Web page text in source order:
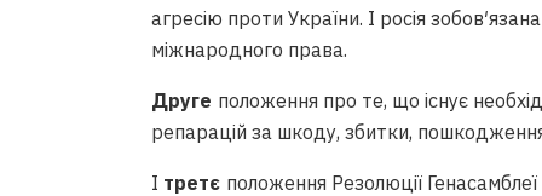
агресію проти України. І росія
міжнародного права.
Друге положення про те, що існує
репарацій за шкоду, збитки,
І третє положення Резолюції